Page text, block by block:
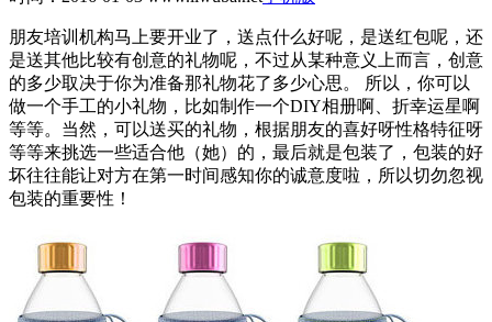
朋友培训机构马上要开业了，送点什么好呢，是送红包呢，还
是送其他比较有创意的礼物呢，不过从某种意义上而言，创意
的多少取决于你为准备那礼物花了多少心思。 所以，你可以
做一个手工的小礼物，比如制作一个DIY相册啊、折幸运星啊
等等。当然，可以送买的礼物，根据朋友的喜好呀性格特征呀
等等来挑选一些适合他（她）的，最后就是包装了，包装的好
坏往往能让对方在第一时间感知你的诚意度啦，所以切勿忽视
包装的重要性！